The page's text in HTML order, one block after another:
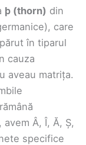
þ (thorn) din
care
în tiparul
cauza
aveau matrița.
Â, Î, Ă, Ș,
specifice